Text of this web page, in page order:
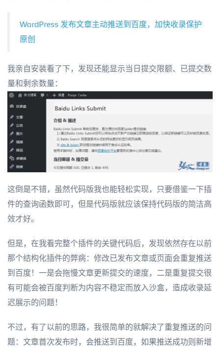
WordPress 发布文章主动推送到百度，加快收录保护
原创
我亲自安装看了下，发现还能显示当日提交限额、已提交数
量和剩余数量：
这倒是不错，虽然代码版我也能轻松实现，只要借鉴一下插
件的查询函数即可，但是代码版就应该保持代码版的简洁高
效才好。
但是，在我看完整个插件的关键代码后，发现依然存在以前
那个结构化插件的弊病：修改已发布文章或页面会重复推送
到百度！一是会拖慢文章更新提交的速度，二是重复提交很
有可能会被百度判断为内容不稳定而放入沙盒，造成收录延
迟展示的问题！
不过，有了以前的思路，我很简单的就解决了重复推送的问
题：文章首次发布时，会推送到百度，如果推送成功则新增